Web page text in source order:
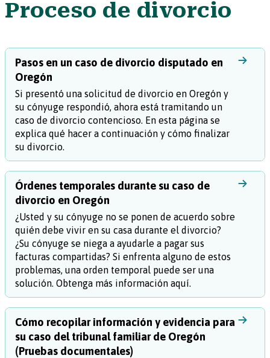
Proceso de divorcio
Pasos en un caso de divorcio disputado en
Oregón
Si presentó una solicitud de divorcio en Oregón y
su cónyuge respondió, ahora está tramitando un
caso de divorcio contencioso. En esta página se
explica qué hacer a continuación y cómo finalizar
su divorcio.
Órdenes temporales durante su caso de
divorcio en Oregón
¿Usted y su cónyuge no se ponen de acuerdo sobre
quién debe vivir en su casa durante el divorcio?
¿Su cónyuge se niega a ayudarle a pagar sus
facturas compartidas? Si enfrenta alguno de estos
problemas, una orden temporal puede ser una
solución. Obtenga más información aquí.
Cómo recopilar información y evidencia para
su caso del tribunal familiar de Oregón
(Pruebas documentales)